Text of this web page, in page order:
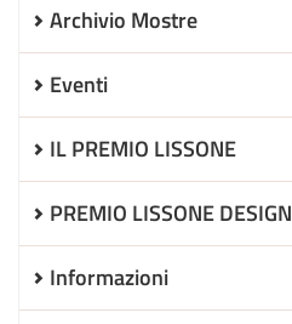
Archivio Mostre
Eventi
IL PREMIO LISSONE
PREMIO LISSONE DESIGN
Informazioni